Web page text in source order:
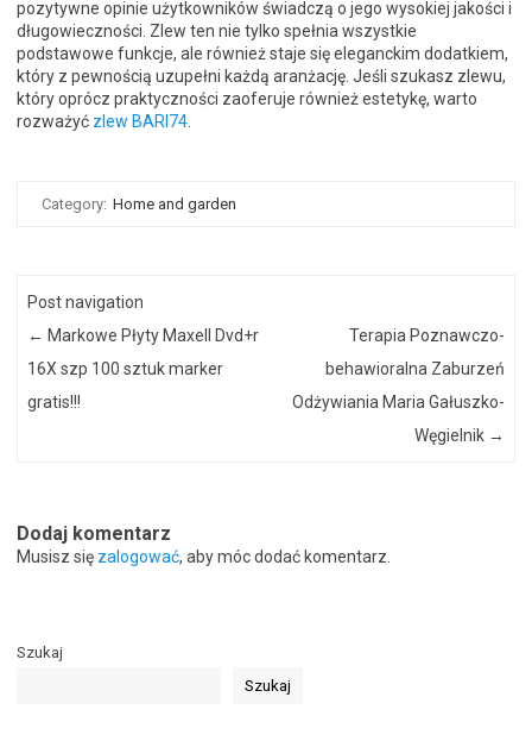
pozytywne opinie użytkowników świadczą o jego wysokiej jakości i
długowieczności. Zlew ten nie tylko spełnia wszystkie
podstawowe funkcje, ale również staje się eleganckim dodatkiem,
który z pewnością uzupełni każdą aranżację. Jeśli szukasz zlewu,
który oprócz praktyczności zaoferuje również estetykę, warto
rozważyć zlew BARI74
Category: Home and garden
Post navigation
← Markowe Płyty Maxell Dvd+r
16X szp 100 sztuk marker
gratis!!!
Terapia Poznawczo-
behawioralna Zaburzeń
Odżywiania Maria Gałuszko-
Węgielnik →
Dodaj komentarz
Musisz się zalogować, aby móc dodać komentarz.
Szukaj
Szukaj